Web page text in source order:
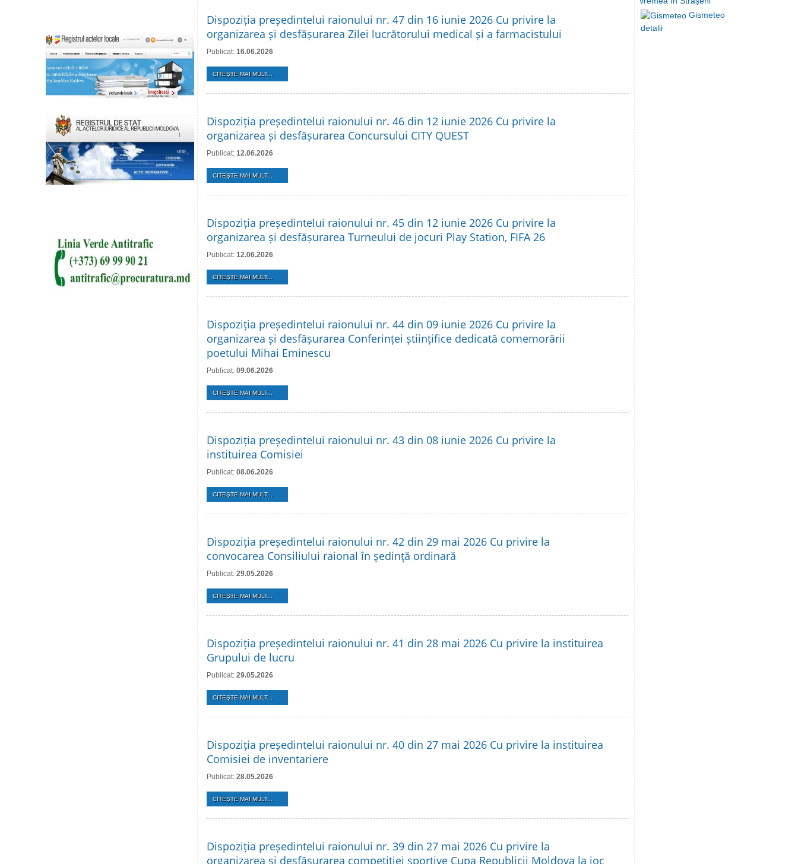
Dispoziția președintelui raionului nr. 47 din 16 iunie 2026 Cu privire la
organizarea și desfășurarea Zilei lucrătorului medical și a farmacistului
Publicat: 16.06.2026
CITEŞTE MAI MULT...
Dispoziția președintelui raionului nr. 46 din 12 iunie 2026 Cu privire la
organizarea și desfășurarea Concursului CITY QUEST
Publicat: 12.06.2026
CITEŞTE MAI MULT...
Dispoziția președintelui raionului nr. 45 din 12 iunie 2026 Cu privire la
organizarea și desfășurarea Turneului de jocuri Play Station, FIFA 26
Publicat: 12.06.2026
CITEŞTE MAI MULT...
Dispoziția președintelui raionului nr. 44 din 09 iunie 2026 Cu privire la
organizarea și desfășurarea Conferinței științifice dedicată comemorării
poetului Mihai Eminescu
Publicat: 09.06.2026
CITEŞTE MAI MULT...
Dispoziția președintelui raionului nr. 43 din 08 iunie 2026 Cu privire la
instituirea Comisiei
Publicat: 08.06.2026
CITEŞTE MAI MULT...
Dispoziția președintelui raionului nr. 42 din 29 mai 2026 Cu privire la
convocarea Consiliului raional în şedinţă ordinară
Publicat: 29.05.2026
CITEŞTE MAI MULT...
Dispoziția președintelui raionului nr. 41 din 28 mai 2026 Cu privire la instituirea
Grupului de lucru
Publicat: 29.05.2026
CITEŞTE MAI MULT...
Dispoziția președintelui raionului nr. 40 din 27 mai 2026 Cu privire la instituirea
Comisiei de inventariere
Publicat: 28.05.2026
CITEŞTE MAI MULT...
Dispoziția președintelui raionului nr. 39 din 27 mai 2026 Cu privire la
organizarea și desfășurarea competiției sportive Cupa Republicii Moldova la joc
Gismeteo
detalii